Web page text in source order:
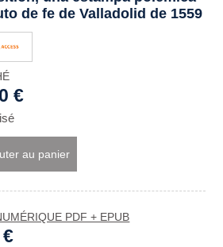
de fe de Valladolid de 1559
€
au panier
PDF + EPUB